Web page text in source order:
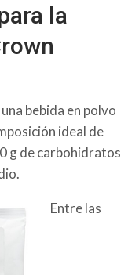
la
una bebida en polvo
ideal de
g de carbohidratos
Entre las